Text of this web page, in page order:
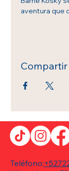
aventura que
Teléfono: